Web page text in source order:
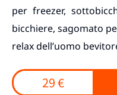
per freezer,
bicchiere, sagomato
relax dell’uomo
29 €